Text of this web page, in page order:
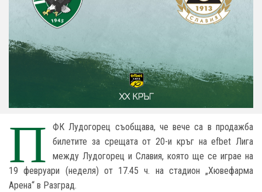
П
ФК Лудогорец съобщава, че вече са в продажба
билетите за срещата от 20-и кръг на efbet Лига
между Лудогорец и Славия, която ще се играе на
19 февруари (неделя) от 17.45 ч. на стадион „Хювефарма
Арена“ в Разград.